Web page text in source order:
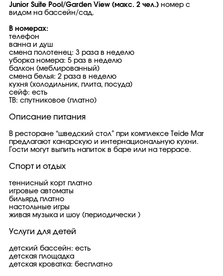
Junior Suite Pool/Garden View (макс. 2 чел.) номер с
видом на бассейн/сад.
В номерах:
телефон
ванна и душ
смена полотенец: 3 раза в неделю
уборка номера: 5 раз в неделю
балкон (меблированный)
смена белья: 2 раза в неделю
кухня (холодильник, плита, посуда)
сейф: есть
ТВ: спутниковое (платно)
Описание питания
В ресторане “шведский стол” при комплексе Teide Mar
предлагают канарскую и интернациональную кухни.
Гости могут выпить напиток в баре или на террасе.
Спорт и отдых
теннисный корт платно
игровые автоматы
бильярд платно
настольные игры
живая музыка и шоу (периодически )
Услуги для детей
детский бассейн: есть
детская площадка
детская кроватка: бесплатно